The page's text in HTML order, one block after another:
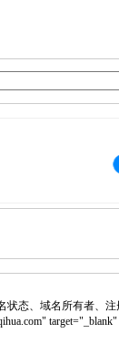
态、域名所有者、注